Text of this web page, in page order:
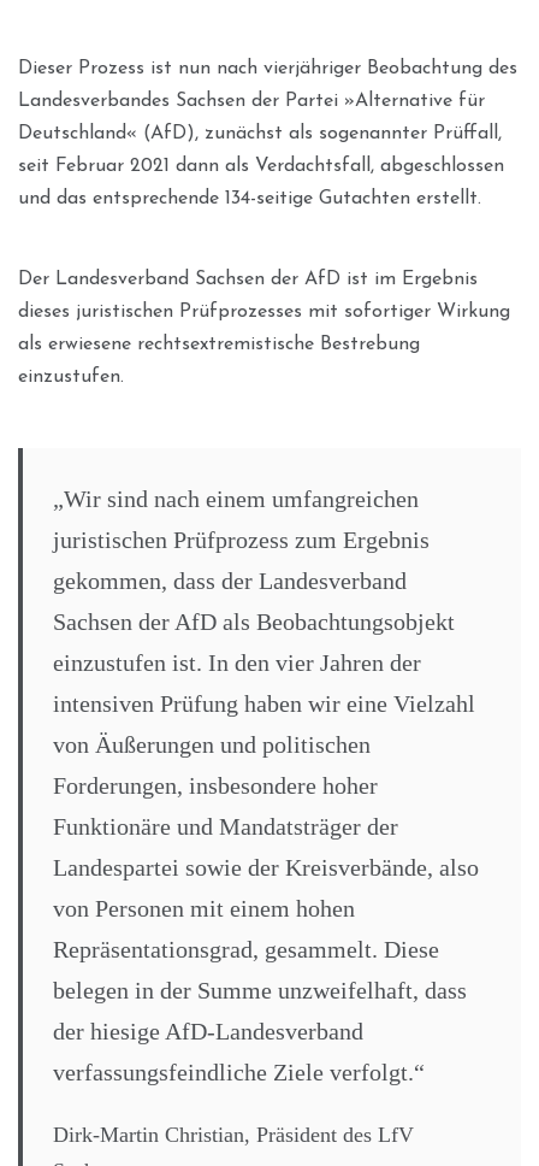
Dieser Prozess ist nun nach vierjähriger Beobachtung des
Landesverbandes Sachsen der Partei »Alternative für
Deutschland« (AfD), zunächst als sogenannter Prüffall,
seit Februar 2021 dann als Verdachtsfall, abgeschlossen
und das entsprechende 134-seitige Gutachten erstellt.
Der Landesverband Sachsen der AfD ist im Ergebnis
dieses juristischen Prüfprozesses mit sofortiger Wirkung
als erwiesene rechtsextremistische Bestrebung
einzustufen.
„Wir sind nach einem umfangreichen
juristischen Prüfprozess zum Ergebnis
gekommen, dass der Landesverband
Sachsen der AfD als Beobachtungsobjekt
einzustufen ist. In den vier Jahren der
intensiven Prüfung haben wir eine Vielzahl
von Äußerungen und politischen
Forderungen, insbesondere hoher
Funktionäre und Mandatsträger der
Landespartei sowie der Kreisverbände, also
von Personen mit einem hohen
Repräsentationsgrad, gesammelt. Diese
belegen in der Summe unzweifelhaft, dass
der hiesige AfD-Landesverband
verfassungsfeindliche Ziele verfolgt.“
Dirk-Martin Christian, Präsident des LfV